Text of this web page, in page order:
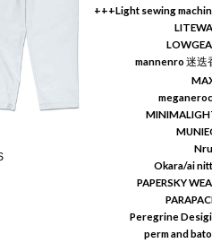
+++Light sewing
mannenro 迷迭
Okara/ai
PAPERSKY
Peregrine
perm and